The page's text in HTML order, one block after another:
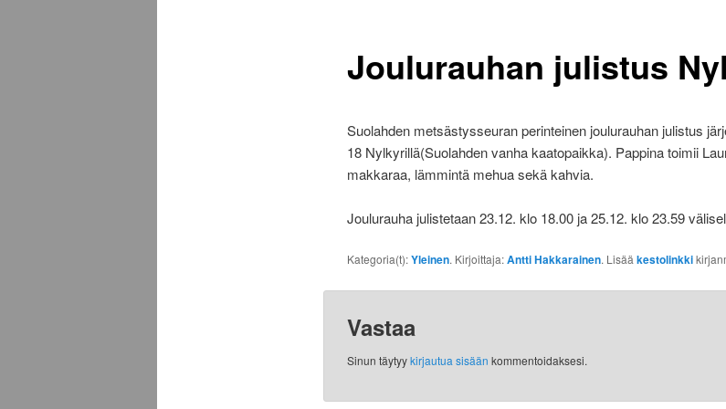
Joulurauhan julistus
Suolahden metsästysseuran perinteinen joulurauhan julistus
18 Nylkyrillä(Suolahden vanha kaatopaikka). Pappina toimii
makkaraa, lämmintä mehua sekä kahvia.
Joulurauha julistetaan 23.12. klo 18.00 ja 25.12. klo 23.59
Kategoria(t):Yleinen. Kirjoittaja:Antti Hakkarainen. Lisääkestolinkki
Vastaa
Sinun täytyykirjautua sisään kommentoidaksesi.